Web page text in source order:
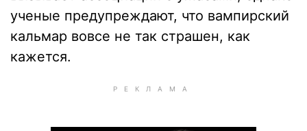
ученые предупреждают, что вампирский
кальмар вовсе не так страшен, как
кажется.